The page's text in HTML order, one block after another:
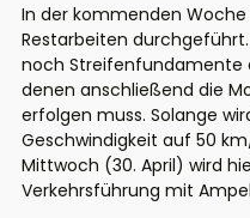
In der kommenden
Restarbeiten
noch Streifenfundamente
denen anschließend die
erfolgen muss. Solange
Geschwindigkeit auf 50
Mittwoch (30. April) wird
Verkehrsführung mit